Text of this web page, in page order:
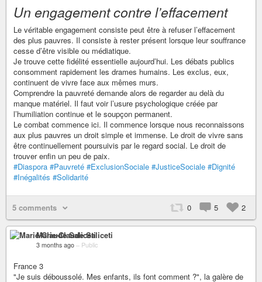
Un engagement contre l’effacement
Le véritable engagement consiste peut être à refuser l’effacement
des plus pauvres. Il consiste à rester présent lorsque leur souffrance
cesse d’être visible ou médiatique.
Je trouve cette fidélité essentielle aujourd’hui. Les débats publics
consomment rapidement les drames humains. Les exclus, eux,
continuent de vivre face aux mêmes murs.
Comprendre la pauvreté demande alors de regarder au delà du
manque matériel. Il faut voir l’usure psychologique créée par
l’humiliation continue et le soupçon permanent.
Le combat commence ici. Il commence lorsque nous reconnaissons
aux plus pauvres un droit simple et immense. Le droit de vivre sans
être continuellement poursuivis par le regard social. Le droit de
trouver enfin un peu de paix.
#Diaspora #Pauvreté #ExclusionSociale #JusticeSociale #Dignité
#Inégalités #Solidarité
5 comments 0 5 2
Marie-Claude Saliceti
3 months ago – Public
France 3
"Je suis déboussolé. Mes enfants, ils font comment ?", la galère de